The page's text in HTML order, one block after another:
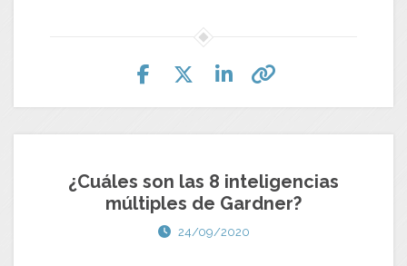
¿Cuáles son las 8 inteligencias
múltiples de Gardner?
24/09/2020